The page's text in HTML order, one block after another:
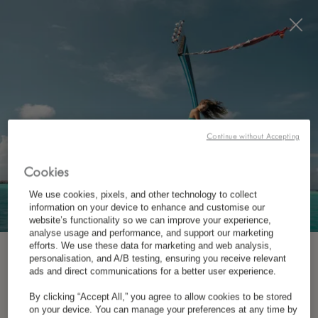
to enhance your experience
and make your visit easier and more comfortable.
RÉSERVEZ MAINTENANT
ANNULATION GRATUITE
CONTACTEZ NOUS
INSCRIVEZ-VOUS À NOTRE NEWSLETTER
Prénom *
Cookies
We use cookies, pixels, and other technology to collect
information on your device to enhance and customise our
website’s functionality so we can improve your experience,
analyse usage and performance, and support our marketing
efforts. We use these data for marketing and web analysis,
personalisation, and A/B testing, ensuring you receive relevant
ads and direct communications for a better user experience.
By clicking “Accept All,” you agree to allow cookies to be stored
on your device. You can manage your preferences at any time by
Continue without Accepting